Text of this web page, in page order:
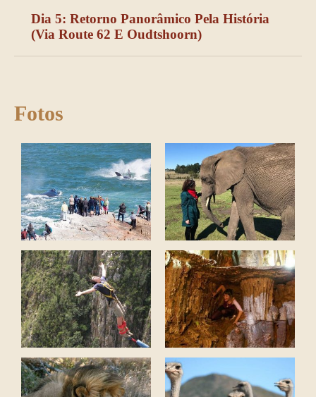
Dia 5: Retorno Panorâmico Pela História
(via Route 62 E Oudtshoorn)
Fotos